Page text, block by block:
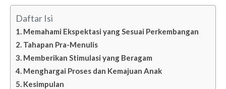
Daftar Isi
Memahami Ekspektasi yang Sesuai Perkembangan
Tahapan Pra-Menulis
Memberikan Stimulasi yang Beragam
Menghargai Proses dan Kemajuan Anak
Kesimpulan